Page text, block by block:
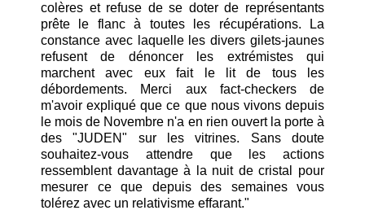
colères et refuse de se doter de représentants
prête le flanc à toutes les récupérations. La
constance avec laquelle les divers gilets-jaunes
refusent de dénoncer les extrémistes qui
marchent avec eux fait le lit de tous les
débordements. Merci aux fact-checkers de
m'avoir expliqué que ce que nous vivons depuis
le mois de Novembre n'a en rien ouvert la porte à
des "JUDEN" sur les vitrines. Sans doute
souhaitez-vous attendre que les actions
ressemblent davantage à la nuit de cristal pour
mesurer ce que depuis des semaines vous
tolérez avec un relativisme effarant."